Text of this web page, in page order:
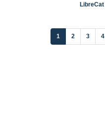
LibreCat
1 (current)
2 3 4